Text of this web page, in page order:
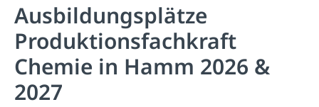
Ausbildungsplätze
Produktionsfachkraft
Chemie in Hamm 2026 &
2027